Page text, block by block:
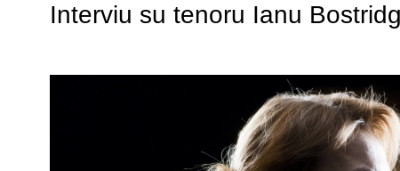
Interviu su tenoru Ianu